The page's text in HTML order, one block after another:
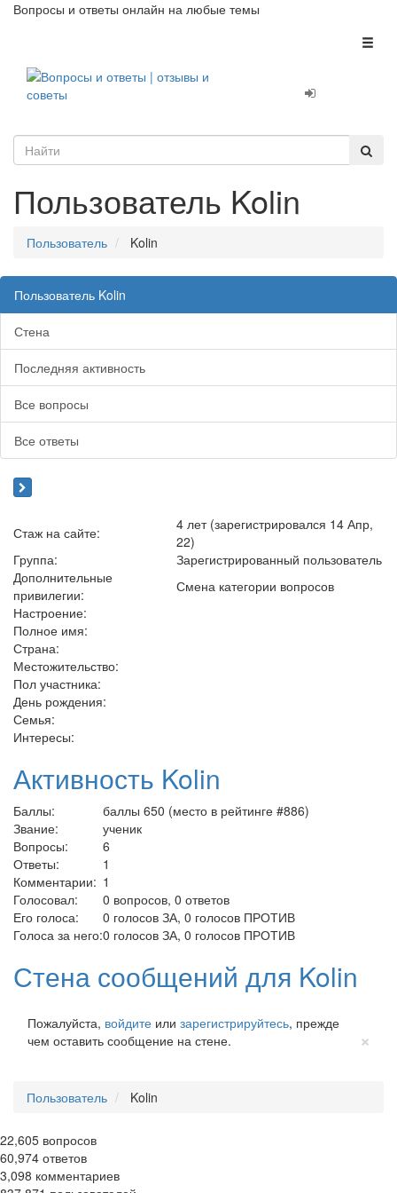
Вопросы и ответы онлайн на любые темы
Пользователь Kolin
Пользователь Kolin
Пользователь Kolin
Стена
Последняя активность
Все вопросы
Все ответы
Стаж на сайте:
4 лет (зарегистрировался 14 Апр,
22)
Группа:
Зарегистрированный пользователь
Дополнительные
привилегии:
Смена категории вопросов
Настроение:
Полное имя:
Страна:
Местожительство:
Пол участника:
День рождения:
Семья:
Интересы:
Активность Kolin
Баллы: баллы 650 (место в рейтинге #886)
Звание:
ученик
Вопросы:
6
Ответы:
1
Комментарии: 1
Голосовал:
0 вопросов, 0 ответов
Его голоса:
0 голосов ЗА, 0 голосов ПРОТИВ
Голоса за него:0 голосов ЗА, 0 голосов ПРОТИВ
Стена сообщений для Kolin
Пожалуйста, войдите или зарегистрируйтесь, прежде
чем оставить сообщение на стене.
×
Пользователь Kolin
22,605 вопросов
60,974 ответов
3,098 комментариев